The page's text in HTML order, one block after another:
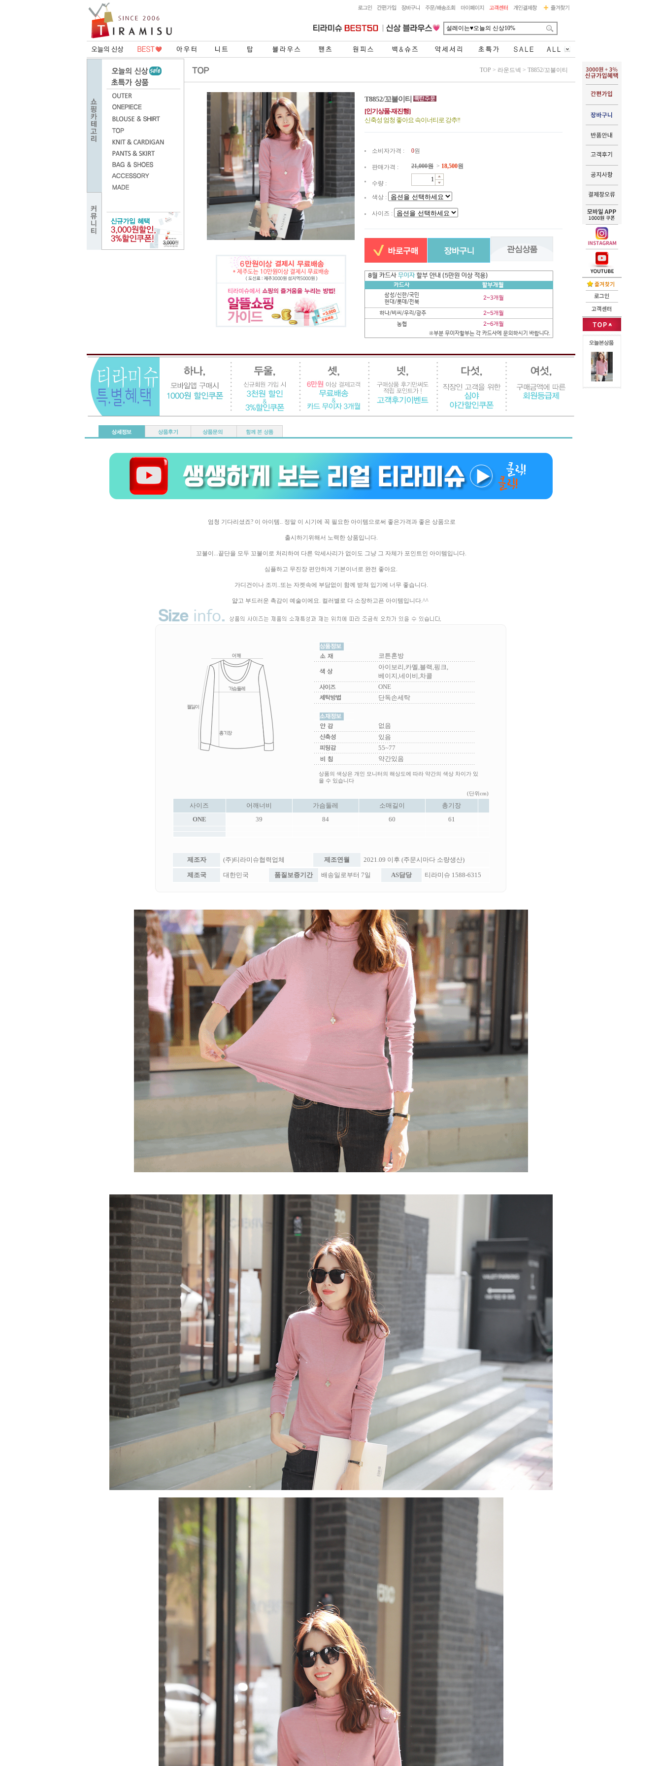
TOP > 라운드넥 > T8852/꼬불이티
T8852/꼬불이티
[인기상품-재진행]
신축성 엄청 좋아요 속이너티로 강추!!
소비자가격 : 0원
판매가격 : 21,000원 > 18,500원
수량 :
색상 :
사이즈 :
엄청 기다리셨죠? 이 아이템.. 정말 이 시기에 꼭 필요한 아이템으로써 좋은가격과 좋은 상품으로
출시하기위해서 노력한 상품입니다.
꼬불이...끝단을 모두 꼬불이로 처리하여 다른 악세사리가 없이도 그냥 그 자체가 포인트인 아이템입니다.
심플하고 무진장 편안하게 기본이너로 완전 좋아요.
가디건이나 조끼..또는 자켓속에 부담없이 함께 받쳐 입기에 너무 좋습니다.
얇고 부드러운 촉감이 예술이에요. 컬러별로 다 소장하고픈 아이템입니다.^^
코튼혼방
아이보리,카멜,블랙,핑크,
베이지,네이비,차콜
ONE
단독손세탁
없음
있음
55~77
약간있음
상품의 색상은 개인 모니터의 해상도에 따라 약간의 색상 차이가 있
을 수 있습니다
(단위cm)
사이즈 어깨너비 가슴둘레 소매길이
총기장
ONE
39 84 60 61
제조자 (주)티라미슈협력업체 제조연월 2021.09 이후 (주문시마다 소량생산)
제조국 대한민국 품질보증기간 배송일로부터 7일 AS담당 티라미슈 1588-6315